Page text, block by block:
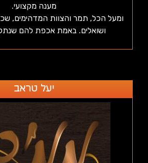
מענה מקצועי.
ומעל הכל, תמר והצוות המדהימים,
ושואלים. באמת אכפת להם
יעל טראב